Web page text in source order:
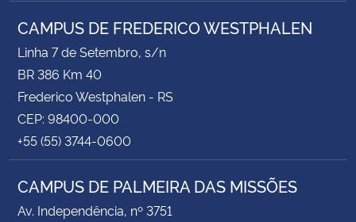
CAMPUS DE FREDERICO WESTPHALEN
Linha 7 de Setembro, s/n
BR 386 Km 40
Frederico Westphalen - RS
CEP: 98400-000
+55 (55) 3744-0600
CAMPUS DE PALMEIRA DAS MISSÕES
Av. Independência, nº 3751